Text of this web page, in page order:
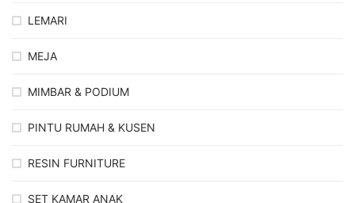
LEMARI
MEJA
MIMBAR & PODIUM
PINTU RUMAH & KUSEN
RESIN FURNITURE
SET KAMAR ANAK